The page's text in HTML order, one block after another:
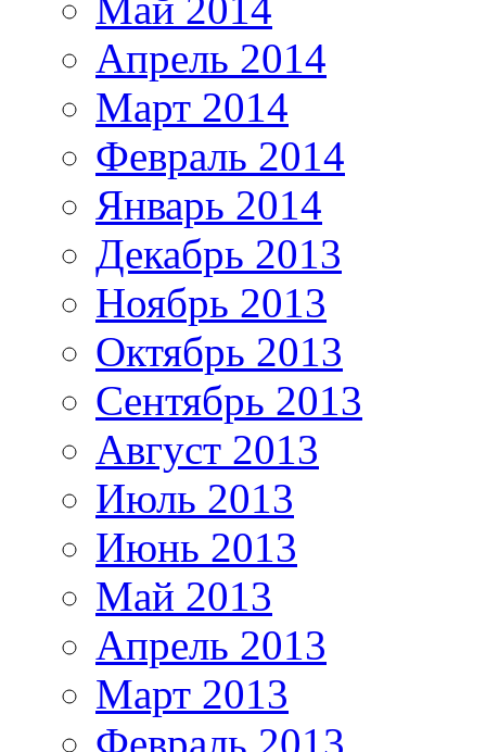
Апрель 2014
Март 2014
Февраль 2014
Январь 2014
Декабрь 2013
Ноябрь 2013
Октябрь 2013
Сентябрь 2013
Август 2013
Июль 2013
Июнь 2013
Май 2013
Апрель 2013
Март 2013